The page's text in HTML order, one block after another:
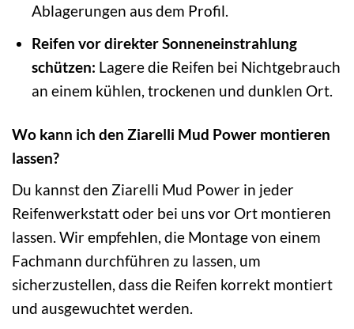
Ablagerungen aus dem Profil.
Reifen vor direkter Sonneneinstrahlung
schützen: Lagere die Reifen bei Nichtgebrauch
an einem kühlen, trockenen und dunklen Ort.
Wo kann ich den Ziarelli Mud Power montieren
lassen?
Du kannst den Ziarelli Mud Power in jeder
Reifenwerkstatt oder bei uns vor Ort montieren
lassen. Wir empfehlen, die Montage von einem
Fachmann durchführen zu lassen, um
sicherzustellen, dass die Reifen korrekt montiert
und ausgewuchtet werden.